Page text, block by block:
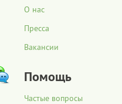
О нас
Пресса
Вакансии
Помощь
Частые вопросы